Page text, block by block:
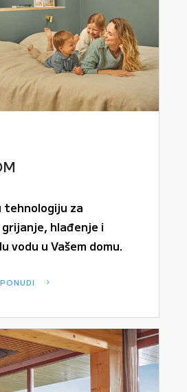
za
hlađenje i
vodu u Vašem domu.